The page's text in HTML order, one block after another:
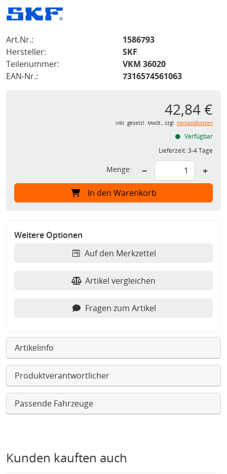
Art.Nr.:
1586793
Hersteller:
SKF
Teilenummer:
VKM 36020
EAN-Nr.:
7316574561063
42,84 €
inkl. gesetzl. MwSt., zzgl. Versandkosten
Verfügbar
Lieferzeit:3-4 Tage
Menge: − +
In den Warenkorb
Weitere Optionen
Auf den Merkzettel
Artikel vergleichen
Fragen zum Artikel
Artikelinfo
Produktverantwortlicher
Passende Fahrzeuge
Kunden kauften auch